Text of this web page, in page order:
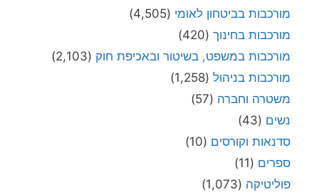
מורכבות בביטחון לאומי (4,505)
מורכבות בחינוך (420)
מורכבות במשפט, בשיטור ובאכיפת חוק (2,103)
מורכבות בניהול (1,258)
משטרה וחברה (57)
נשים (43)
סדנאות וקורסים (10)
ספרים (11)
פוליטיקה (1,073)